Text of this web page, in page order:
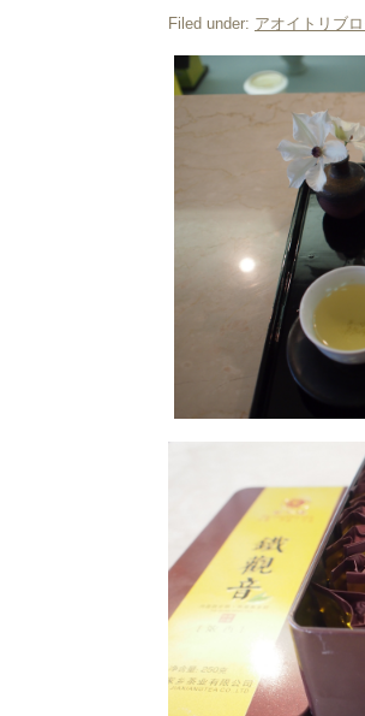
Filed under: アオイトリブ